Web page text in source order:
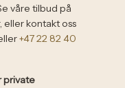
våre tilbud på
eller kontakt oss
+47 22 82 40
private